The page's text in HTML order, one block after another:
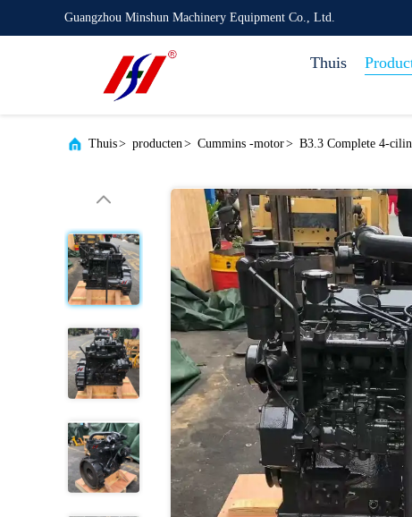
Guangzhou Minshun Machinery Equipment Co., Ltd.
Thuis
Thuis> producten> Cummins -motor> B3.3 Complete 4-